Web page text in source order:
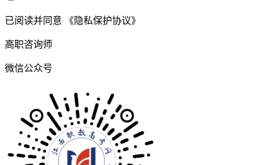
已阅读并同意 《隐私保护协议》
高职咨询师
微信公众号